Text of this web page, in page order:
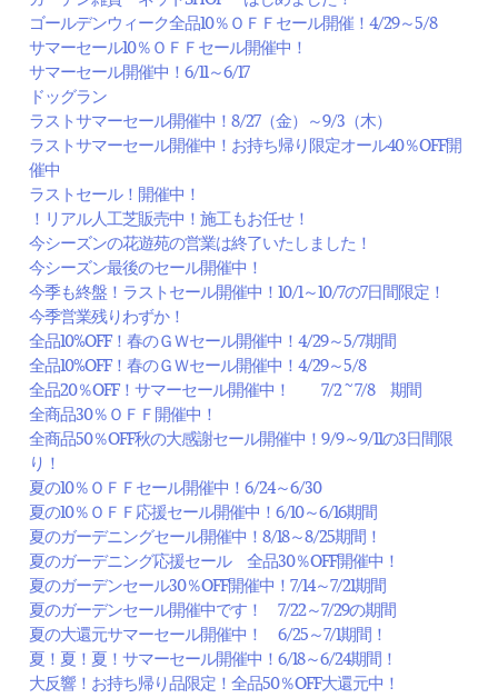
ゴールデンウィーク全品10％ＯＦＦセール開催！4/29～5/8
サマーセール10％ＯＦＦセール開催中！
サマーセール開催中！6/11～6/17
ドッグラン
ラストサマーセール開催中！8/27（金）～9/3（木）
ラストサマーセール開催中！お持ち帰り限定オール40％OFF開
催中
ラストセール！開催中！
！リアル人工芝販売中！施工もお任せ！
今シーズンの花遊苑の営業は終了いたしました！
今シーズン最後のセール開催中！
今季も終盤！ラストセール開催中！10/1～10/7の7日間限定！
今季営業残りわずか！
全品10%OFF！春のＧＷセール開催中！4/29～5/7期間
全品10%OFF！春のＧＷセール開催中！4/29～5/8
全品20％OFF！サマーセール開催中！ 7/2 ~ 7/8 期間
全商品30％ＯＦＦ開催中！
全商品50％OFF秋の大感謝セール開催中！9/9～9/11の3日間限
り！
夏の10％ＯＦＦセール開催中！6/24～6/30
夏の10％ＯＦＦ応援セール開催中！6/10～6/16期間
夏のガーデニングセール開催中！8/18～8/25期間！
夏のガーデニング応援セール 全品30％OFF開催中！
夏のガーデンセール30％OFF開催中！7/14～7/21期間
夏のガーデンセール開催中です！ 7/22～7/29の期間
夏の大還元サマーセール開催中！ 6/25～7/1期間！
夏！夏！夏！サマーセール開催中！6/18～6/24期間！
大反響！お持ち帰り品限定！全品50％OFF大還元中！